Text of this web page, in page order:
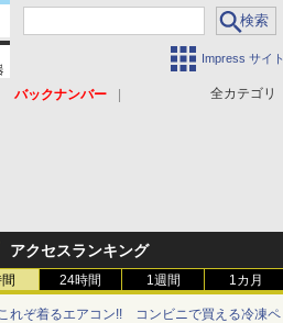
Impress サイト
全カテゴリ
バックナンバー
アクセスランキング
24時間 1週間 1カ月
れぞ着るエアコン!! コンビニで買える冷凍ペ